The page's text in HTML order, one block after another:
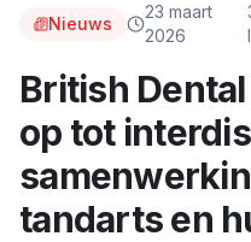
Nieuws
23 maart
2026
British
op tot
tandarts en